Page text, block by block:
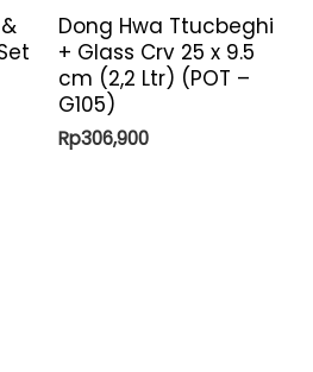
Dong Hwa Ttucbeghi
+ Glass Crv 25 x 9.5
cm (2,2 Ltr) (POT –
G105)
Rp306,900